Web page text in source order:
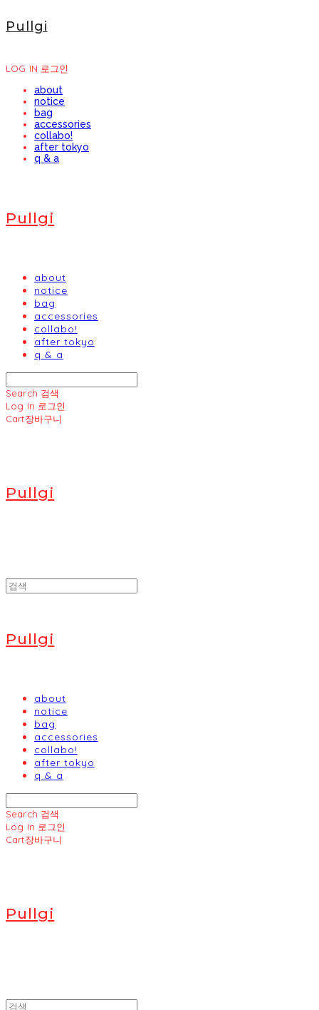
Pullgi
LOG IN 로그인
about
notice
bag
accessories
collabo!
after tokyo
q & a
Pullgi
about
notice
bag
accessories
collabo!
after tokyo
q & a
Search 검색
Log In 로그인
Cart장바구니
Pullgi
Pullgi
about
notice
bag
accessories
collabo!
after tokyo
q & a
Search 검색
Log In 로그인
Cart장바구니
Pullgi